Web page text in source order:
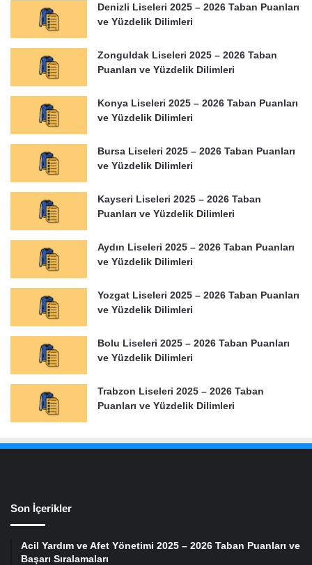
Denizli Liseleri 2025 – 2026 Taban Puanları
ve Yüzdelik Dilimleri
Zonguldak Liseleri 2025 – 2026 Taban
Puanları ve Yüzdelik Dilimleri
Konya Liseleri 2025 – 2026 Taban Puanları
ve Yüzdelik Dilimleri
Bursa Liseleri 2025 – 2026 Taban Puanları
ve Yüzdelik Dilimleri
Kayseri Liseleri 2025 – 2026 Taban
Puanları ve Yüzdelik Dilimleri
Aydın Liseleri 2025 – 2026 Taban Puanları
ve Yüzdelik Dilimleri
Yozgat Liseleri 2025 – 2026 Taban Puanları
ve Yüzdelik Dilimleri
Bolu Liseleri 2025 – 2026 Taban Puanları
ve Yüzdelik Dilimleri
Trabzon Liseleri 2025 – 2026 Taban
Puanları ve Yüzdelik Dilimleri
Son İçerikler
Acil Yardım ve Afet Yönetimi 2025 – 2026 Taban Puanları ve
Başarı Sıralamaları